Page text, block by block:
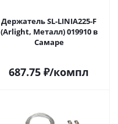
Держатель SL-LINIA225-F
(Arlight, Металл) 019910 в
Самаре
687.75 ₽/компл